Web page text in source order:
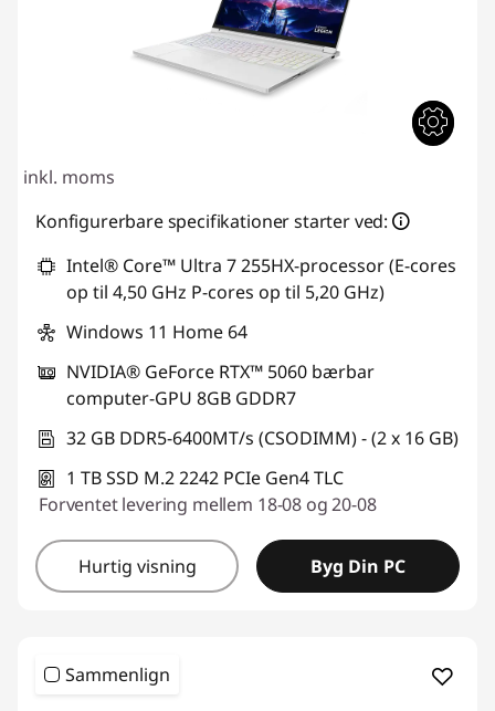
inkl. moms
Konfigurerbare specifikationer starter ved:
Intel® Core™ Ultra 7 255HX-processor (E-cores
op til 4,50 GHz P-cores op til 5,20 GHz)
Windows 11 Home 64
NVIDIA® GeForce RTX™ 5060 bærbar
computer-GPU 8GB GDDR7
32 GB DDR5-6400MT/s (CSODIMM) - (2 x 16 GB)
1 TB SSD M.2 2242 PCIe Gen4 TLC
Forventet levering mellem 18-08 og 20-08
Hurtig visning Byg Din PC
Sammenlign